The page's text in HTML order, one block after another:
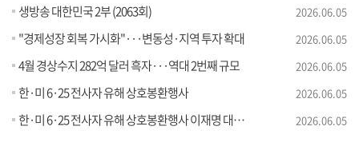
생방송 대한민국 2부 (2063회) 2026.06.05
"경제성장 회복 가시화"···변동성·지역 투자 확대 2026.06.05
4월 경상수지 282억 달러 흑자···역대 2번째 규모 2026.06.05
한·미 6·25 전사자 유해 상호봉환행사 2026.06.05
한·미 6·25 전사자 유해 상호봉환행사 이재명 대통령 추모사 2026.06.05